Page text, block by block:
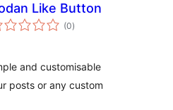
Like Button
(0total
ratings
)
and customisable
posts or any custom